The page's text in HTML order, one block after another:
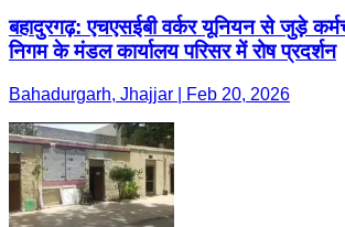
बहादुरगढ़: एचएसईबी वर्कर यूनियन से जुड़े
निगम के मंडल कार्यालय परिसर में रोष प्रदर्शन
Bahadurgarh, Jhajjar | Feb 20, 2026